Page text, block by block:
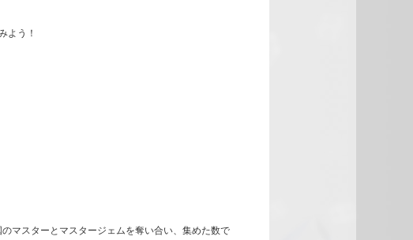
よう！
マスターとマスタージェムを奪い合い、集めた数で